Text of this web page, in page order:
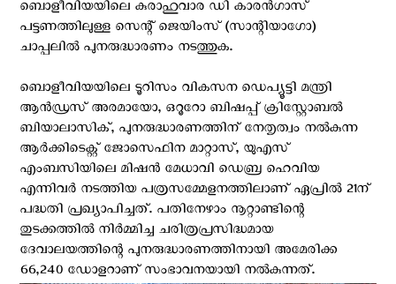
ബൊളീവിയയിലെ കുരാഹുവാര ഡി കാരൻഗാസ്
പട്ടണത്തിലുള്ള സെന്റ് ജെയിംസ് (സാന്റിയാഗോ)
ചാപ്പലില്‍ പുനരുദ്ധാരണം നടത്തുക.
ബൊളീവിയയിലെ ടൂറിസം വികസന ഡെപ്യൂട്ടി മന്ത്രി
ആൻഡ്രസ് അരമായോ, ഒറൂറോ ബിഷപ്പ് ക്രിസ്റ്റോബൽ
ബിയാലാസിക്, പുനരുദ്ധാരണത്തിന് നേതൃത്വം നൽകുന്ന
ആർക്കിടെക്റ്റ് ജോസെഫിന മാറ്റാസ്, യുഎസ്
എംബസിയിലെ മിഷൻ മേധാവി ഡെബ്ര ഹെവിയ
എന്നിവർ നടത്തിയ പത്രസമ്മേളനത്തിലാണ് ഏപ്രിൽ 21ന്
പദ്ധതി പ്രഖ്യാപിച്ചത്. പതിനേഴാം നൂറ്റാണ്ടിന്റെ
തുടക്കത്തിൽ നിർമ്മിച്ച ചരിത്രപ്രസിദ്ധമായ
ദേവാലയത്തിന്റെ പുനരുദ്ധാരണത്തിനായി അമേരിക്ക
66,240 ഡോളറാണ് സംഭാവനയായി നല്‍കുന്നത്.